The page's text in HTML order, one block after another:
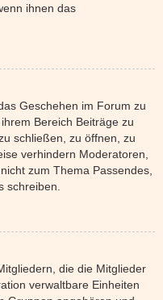
ihnen das
Geschehen im Forum zu
Bereich Beiträge zu
schließen, zu öffnen, zu
verhindern Moderatoren,
zum Thema Passendes,
schreiben.
die die Mitglieder
verwaltbare Einheiten